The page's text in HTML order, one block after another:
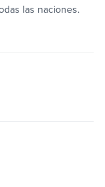
las naciones.